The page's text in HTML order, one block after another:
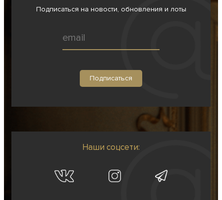
Подписаться на новости, обновления и лоты
Наши соцсети: